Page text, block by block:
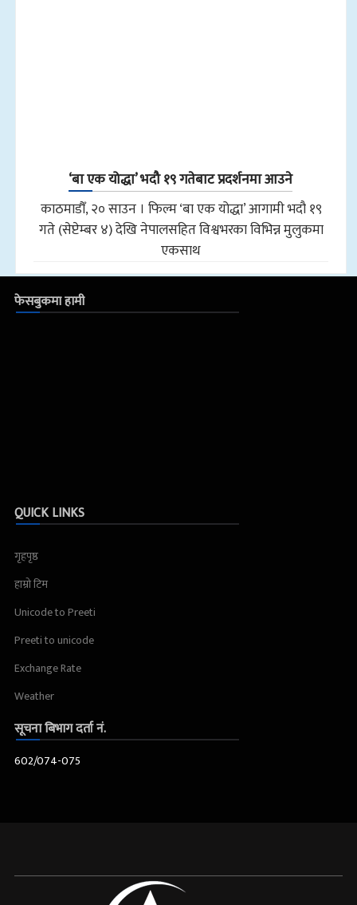
‘बा एक योद्धा’ भदौ १९ गतेबाट प्रदर्शनमा आउने
काठमाडौँ, २० साउन । फिल्म ‘बा एक योद्धा’ आगामी भदौ १९
गते (सेप्टेम्बर ४) देखि नेपालसहित विश्वभरका विभिन्न मुलुकमा
एकसाथ
फेसबुकमा हामी
QUICK LINKS
गृहपृष्ठ
हाम्रो टिम
Unicode to Preeti
Preeti to unicode
Exchange Rate
Weather
सूचना बिभाग दर्ता नं.
602/074-075